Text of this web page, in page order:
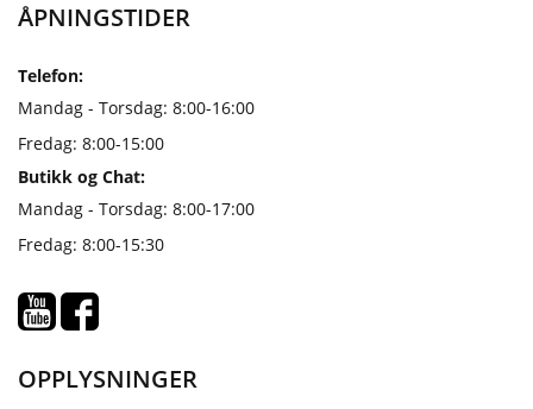
ÅPNINGSTIDER
Telefon:
Mandag - Torsdag: 8:00-16:00
Fredag: 8:00-15:00
Butikk og Chat:
Mandag - Torsdag: 8:00-17:00
Fredag: 8:00-15:30
OPPLYSNINGER